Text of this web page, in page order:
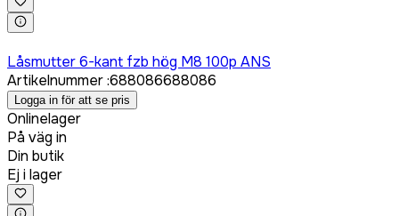
Låsmutter 6-kant fzb hög M8 100p ANS
Artikelnummer:688086688086
Logga in för att se pris
Onlinelager
På väg in
Din butik
Ej i lager